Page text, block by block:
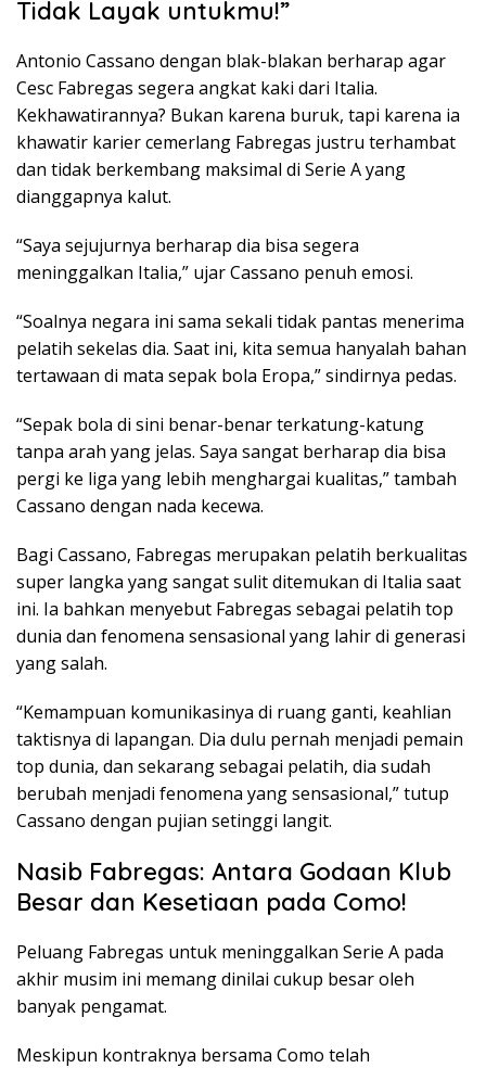
Tidak Layak untukmu!”
Antonio Cassano dengan blak-blakan berharap agar
Cesc Fabregas segera angkat kaki dari Italia.
Kekhawatirannya? Bukan karena buruk, tapi karena ia
khawatir karier cemerlang Fabregas justru terhambat
dan tidak berkembang maksimal di Serie A yang
dianggapnya kalut.
“Saya sejujurnya berharap dia bisa segera
meninggalkan Italia,” ujar Cassano penuh emosi.
“Soalnya negara ini sama sekali tidak pantas menerima
pelatih sekelas dia. Saat ini, kita semua hanyalah bahan
tertawaan di mata sepak bola Eropa,” sindirnya pedas.
“Sepak bola di sini benar-benar terkatung-katung
tanpa arah yang jelas. Saya sangat berharap dia bisa
pergi ke liga yang lebih menghargai kualitas,” tambah
Cassano dengan nada kecewa.
Bagi Cassano, Fabregas merupakan pelatih berkualitas
super langka yang sangat sulit ditemukan di Italia saat
ini. Ia bahkan menyebut Fabregas sebagai pelatih top
dunia dan fenomena sensasional yang lahir di generasi
yang salah.
“Kemampuan komunikasinya di ruang ganti, keahlian
taktisnya di lapangan. Dia dulu pernah menjadi pemain
top dunia, dan sekarang sebagai pelatih, dia sudah
berubah menjadi fenomena yang sensasional,” tutup
Cassano dengan pujian setinggi langit.
Nasib Fabregas: Antara Godaan Klub
Besar dan Kesetiaan pada Como!
Peluang Fabregas untuk meninggalkan Serie A pada
akhir musim ini memang dinilai cukup besar oleh
banyak pengamat.
Meskipun kontraknya bersama Como telah